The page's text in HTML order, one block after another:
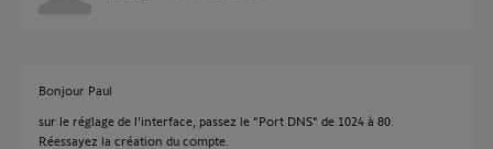
Bonjour Paul
sur le réglage de l'interface, passez le "Port DNS" de 1024 à 80.
Réessayez la création du compte.